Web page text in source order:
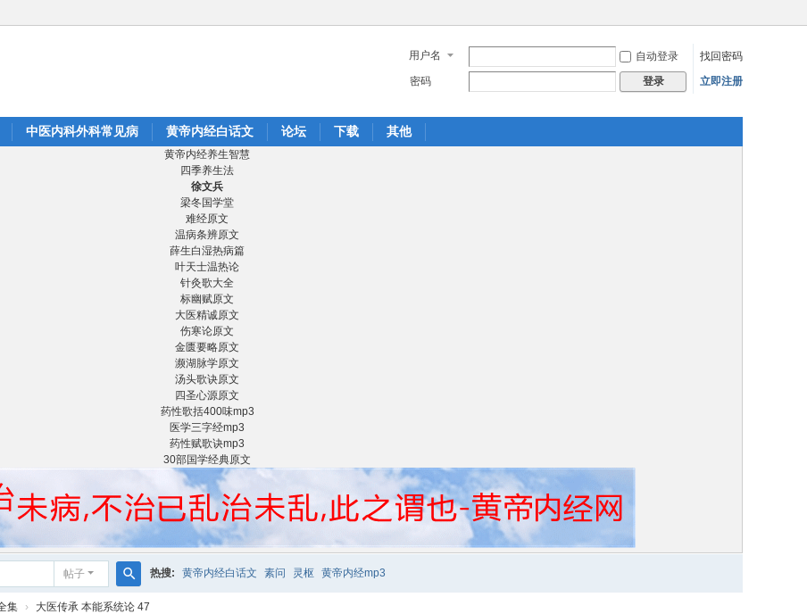
用户名 自动登录
找回密码
密码
登录 立即注册
中医内科外科常见病 黄帝内经白话文 论坛 下载 其他
黄帝内经养生智慧
四季养生法
徐文兵
梁冬国学堂
难经原文
温病条辨原文
薛生白湿热病篇
叶天士温热论
针灸歌大全
标幽赋原文
大医精诚原文
伤寒论原文
金匮要略原文
濒湖脉学原文
汤头歌诀原文
四圣心源原文
药性歌括400味mp3
医学三字经mp3
药性赋歌诀mp3
30部国学经典原文
帖子
搜
热搜: 黄帝内经白话文 素问 灵枢 黄帝内经mp3
集 › 大医传承 本能系统论 47